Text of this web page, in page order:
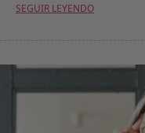
SEGUIR LEYENDO